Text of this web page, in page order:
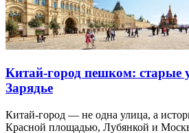
Китай-город пешком:
Зарядье
Китай-город — не одна улица, а
Красной площадью, Лубянкой и